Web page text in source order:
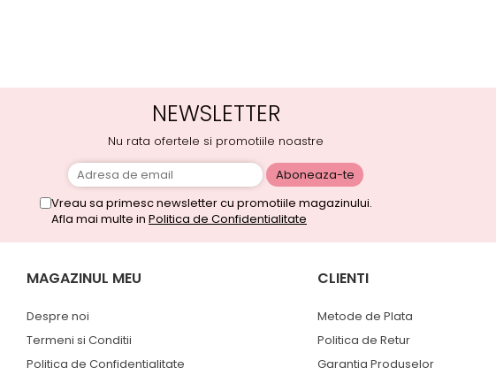
NEWSLETTER
Nu rata ofertele si promotiile noastre
Vreau sa primesc newsletter cu promotiile magazinului.
Afla mai multe in Politica de Confidentialitate
MAGAZINUL MEU
Despre noi
Termeni si Conditii
Politica de Confidentialitate
CLIENTI
Metode de Plata
Politica de Retur
Garantia Produselor